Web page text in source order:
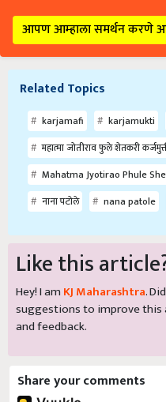
आपण आम्हाला समर्थन करणे
Related Topics
karjamafi karjamukti
महात्मा जोतीराव फुले शेतकरी
Mahatma Jyotirao Phule
नाना पटोले
nana patole
Like this
Hey! I am KJ Maharashtra.
suggestions to improve this
and feedback.
Share your comments